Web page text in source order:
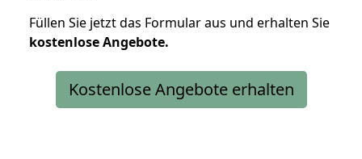
Füllen Sie jetzt das Formular aus und erhalten Sie
kostenloseAngebote.
Kostenlose Angebote erhalten